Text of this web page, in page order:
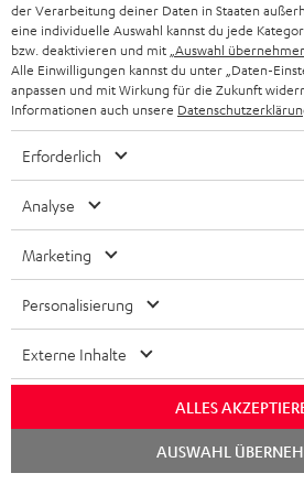
„Ein echtes Klangwunder für
www.bild.de
www.areadvd.de
14.01.2025
Mehr...
der Verarbeitung deiner Daten in Staaten
eine individuelle Auswahl kannst du jede
bzw. deaktivieren und mit „Auswahl
Alle Einwilligungen kannst du unter „Daten-
anpassen und mit Wirkung für die Zukunft
Informationen auch unsere
Erforderlich
Analyse
Marketing
Personalisierung
Externe Inhalte
ALLES
AUSWAHL